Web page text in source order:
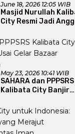
June 18, 2026 12:05 WIB
Masjid Nurullah
City Resmi Jadi
Perluas Program
May 23, 2026 10:41 WIB
SAHARA dan PPPSRS
Kalibata City Banjir
Bazaar Sembako